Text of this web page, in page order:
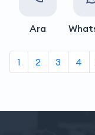
Ara
1 2 3 4